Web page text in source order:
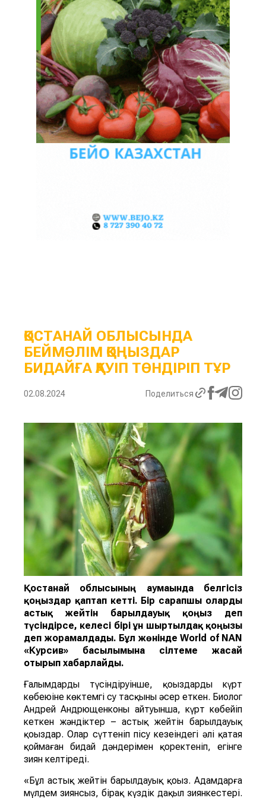
ҚОСТАНАЙ ОБЛЫСЫНДА
БЕЙМӘЛІМ ҚОҢЫЗДАР
БИДАЙҒА ҚАУІП ТӨНДІРІП ТҰР
02.08.2024 Поделиться
Қостанай облысының аумағында белгісіз
қоңыздар қаптап кетті. Бір сарапшы оларды
астық жейтін барылдауық қоңыз деп
түсіндірсе, келесі біріұн шыртылдақ қоңызы
деп жорамалдады. Бұл жөнінде World of NAN
«Курсив» басылымына сілтеме жасай
отырып хабарлайды.
Ғалымдардың түсіндіруінше, қоңыздардың күрт
көбеюіне көктемгі су тасқыны әсер еткен. Биолог
Андрей Андрющенконың айтуынша, күрт көбейіп
кеткен жәндіктер – астық жейтін барылдауық
қоңыздар. Олар сүттеніп пісу кезеңіндегі әлі қатая
қоймаған бидай дәндерімен қоректеніп, егінге
зиян келтіреді.
«Бұл астық жейтін барылдауық қоңыз. Адамдарға
мүлдем зиянсыз, бірақ күздік дақыл зиянкестері.